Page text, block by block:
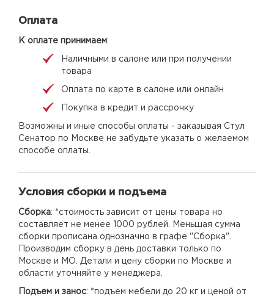
Оплата
К оплате принимаем:
Наличными в салоне или при получении
товара
Оплата по карте в салоне или онлайн
Покупка в кредит и рассрочку
Возможны и иные способы оплаты - заказывая Стул
Сенатор по Москве не забудьте указать о желаемом
способе оплаты.
Условия сборки и подъема
Сборка: *стоимость зависит от цены товара но
составляет не менее 1000 рублей. Меньшая сумма
сборки прописана однозначно в графе "Сборка".
Производим сборку в день доставки только по
Москве и МО. Детали и цену сборки по Москве и
области уточняйте у менеджера.
Подъем и занос: *подъем мебели до 20 кг и ценой от